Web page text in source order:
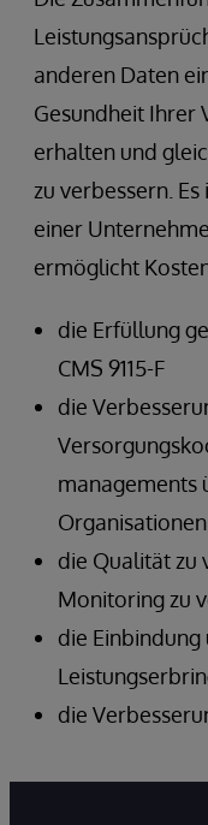
anderen Daten
Gesundheit Ihrer
erhalten und
zu verbessern.
einer
ermöglicht
die Erfüllung
CMS 9115-F
die
managements
die Qualität zu
Monitoring zu
die
die